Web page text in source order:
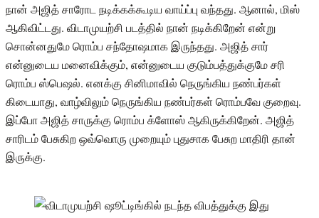
நான் அஜித் சாரோட நடிக்கக்கூடிய வாய்ப்பு வந்தது. ஆனால், மிஸ்
ஆகிவிட்டது. விடாமுயற்சி படத்தில் நான் நடிக்கிறேன் என்று
சொன்னதுமே ரொம்ப சந்தோஷமாக இருந்தது. அஜித் சார்
என்னுடைய மனைவிக்கும், என்னுடைய குடும்பத்துக்குமே சரி
ரொம்ப ஸ்பெஷல். எனக்கு சினிமாவில் நெருங்கிய நண்பர்கள்
கிடையாது, வாழ்விலும் நெருங்கிய நண்பர்கள் ரொம்பவே குறைவு.
இப்போ அஜித் சாருக்கு ரொம்ப க்ளோஸ் ஆகிருக்கிறேன். அஜித்
சாரிடம் பேசுகிற ஒவ்வொரு முறையும் புதுசாக பேசுற மாதிரி தான்
இருக்கு.